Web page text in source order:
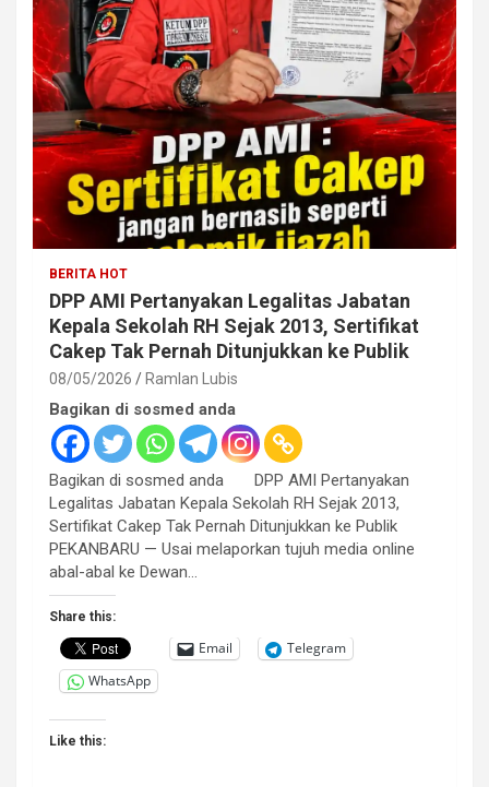
BERITA HOT
DPP AMI Pertanyakan Legalitas Jabatan
Kepala Sekolah RH Sejak 2013, Sertifikat
Cakep Tak Pernah Ditunjukkan ke Publik
08/05/2026 Ramlan Lubis
Bagikan di sosmed anda
Bagikan di sosmed anda DPP AMI Pertanyakan
Legalitas Jabatan Kepala Sekolah RH Sejak 2013,
Sertifikat Cakep Tak Pernah Ditunjukkan ke Publik
PEKANBARU — Usai melaporkan tujuh media online
abal-abal ke Dewan…
Share this:
Email
Telegram
WhatsApp
Like this: